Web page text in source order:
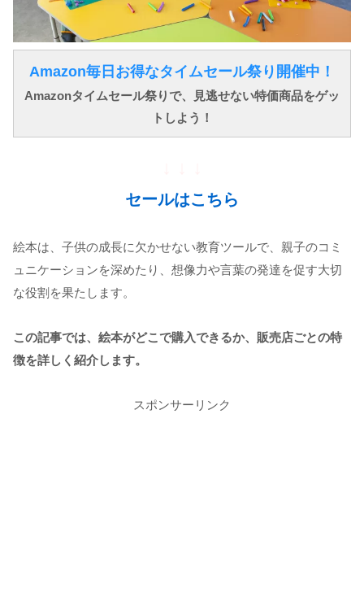
Amazon毎日お得なタイムセール祭り開催中！
Amazonタイムセール祭りで、見逃せない特価商品をゲッ
トしよう！
セールはこちら
絵本は、子供の成長に欠かせない教育ツールで、親子のコミ
ュニケーションを深めたり、想像力や言葉の発達を促す大切
な役割を果たします。
この記事では、絵本がどこで購入できるか、販売店ごとの特
徴を詳しく紹介します。
スポンサーリンク